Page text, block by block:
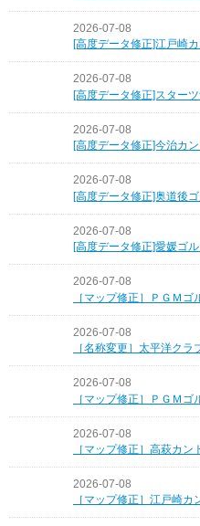
2026-07-08
[高度データ修正]江戸崎
2026-07-08
[高度データ修正]スター
2026-07-08
[高度データ修正]今治カ
2026-07-08
[高度データ修正]奥道後
2026-07-08
[高度データ修正]愛媛ゴ
2026-07-08
［マップ修正］ＰＧＭゴ
2026-07-08
［名称変更］太平洋クラ
2026-07-08
［マップ修正］ＰＧＭゴ
2026-07-08
［マップ修正］高萩カン
2026-07-08
［マップ修正］江戸崎カ